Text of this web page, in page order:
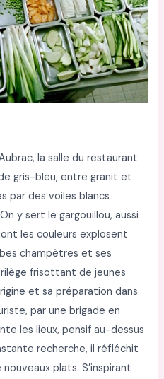
la salle du restaurant
gris-bleu, entre granit et
par des voiles blancs
y sert le gargouillou, aussi
les couleurs explosent
champêtres et ses
frisottant de jeunes
et sa préparation dans
par une brigade en
les lieux, pensif au-dessus
recherche, il réfléchit
plats. S’inspirant